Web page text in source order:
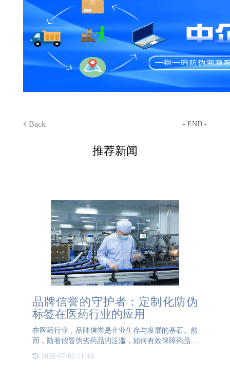
Back - END -
推荐新闻
品牌信誉的守护者：定制化防伪
标签在医药行业的应用
在医药行业，品牌信誉是企业生存与发展的基石。然
而，随着假冒伪劣药品的泛滥，如何有效保障药品的
制化防伪标签应运而生，成为医药品牌信誉的坚强守
2026-07-02 11:44